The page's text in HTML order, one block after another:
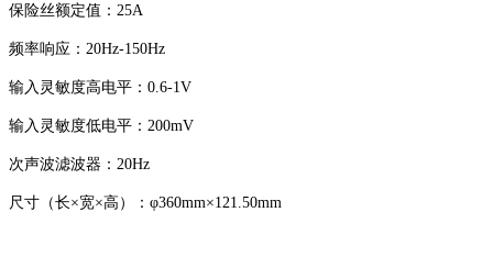
保险丝额定值：25A
频率响应：20Hz-150Hz
输入灵敏度高电平：0.6-1V
输入灵敏度低电平：200mV
次声波滤波器：20Hz
尺寸（长×宽×高）：φ360mm×121.50mm